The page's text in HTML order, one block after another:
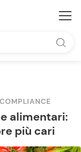
alimentari:
più cari